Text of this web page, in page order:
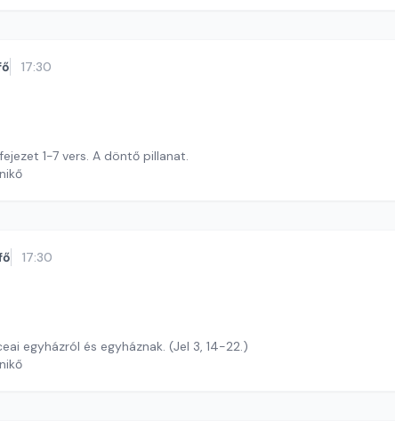
17:30
1-7 vers. A döntő pillanat.
17:30
egyházról és egyháznak. (Jel 3, 14-22.)